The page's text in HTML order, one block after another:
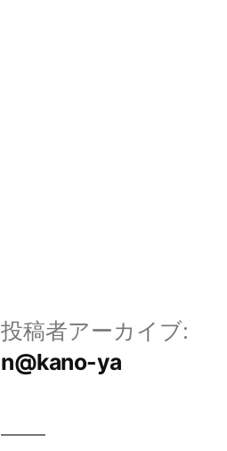
投稿者アーカイブ:
n@kano-ya